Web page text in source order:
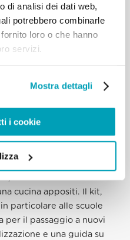
di analisi dei dati web,
potrebbero combinarle
loro o che hanno
servizi.
Mostra dettagli
i cookie
competenza in
Aziendale. L’agenzia
il tutoraggio di
laurea, ulteriori sussidi,
Against Trafficking in
Catholic Education
Melbourne, ha
(EN), destinato alle
verso un
cucina appositi. Il kit,
particolare alle scuole
per il passaggio a nuovi
e una guida su